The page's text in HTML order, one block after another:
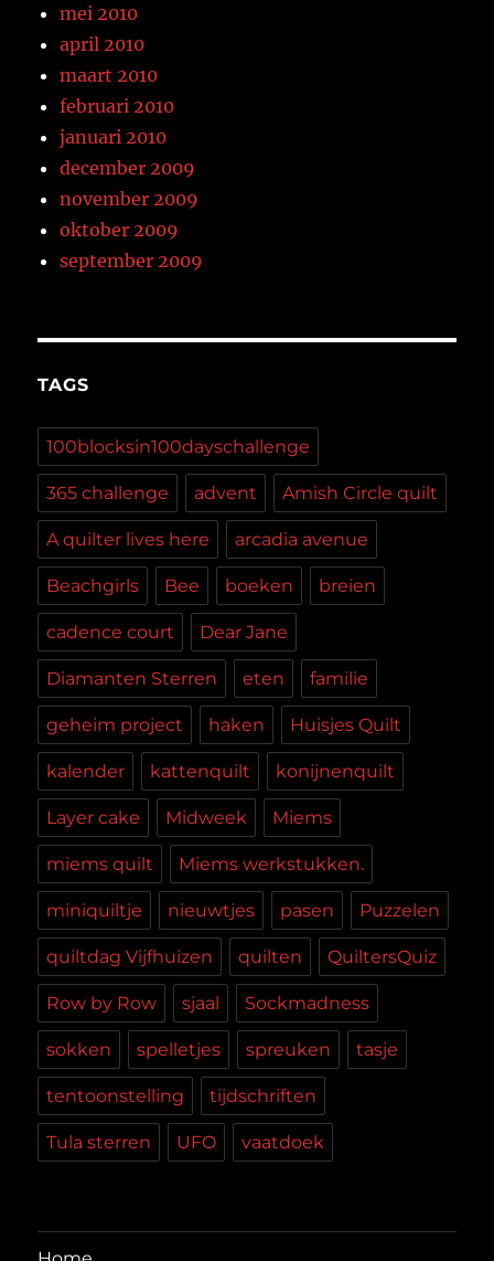
mei 2010
april 2010
maart 2010
februari 2010
januari 2010
december 2009
november 2009
oktober 2009
september 2009
TAGS
100blocksin100dayschallenge
365 challenge advent Amish Circle quilt
A quilter lives here arcadia avenue
Beachgirls Bee boeken breien
cadence court Dear Jane
Diamanten Sterren eten familie
geheim project haken Huisjes Quilt
kalender kattenquilt konijnenquilt
Layer cake Midweek Miems
miems quilt Miems werkstukken.
miniquiltje nieuwtjes pasen Puzzelen
quiltdag Vijfhuizen quilten QuiltersQuiz
Row by Row sjaal Sockmadness
sokken spelletjes spreuken tasje
tentoonstelling tijdschriften
Tula sterren UFO vaatdoek